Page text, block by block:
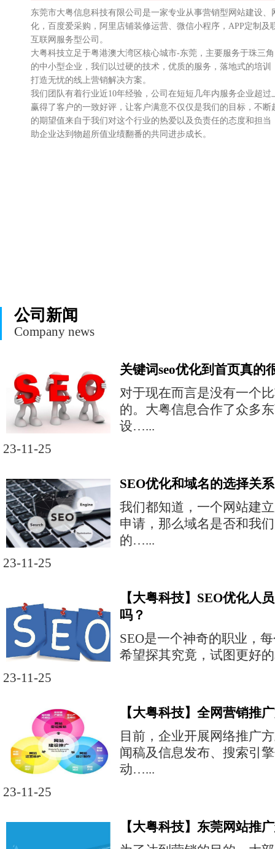
东莞市大粤信息科技有限公司是一家专业从事营销型网站建设、
化，百度爱采购，阿里店铺装修运营、微信小程序，APP定制及
互联网服务型公司。
大粤科技立足于粤港澳大湾区核心城市-东莞，主要服务于珠三
的中小型企业，我们以过硬的技术，优质的服务，落地式的培训
打造无忧的线上营销解决方案。
我们团队有着行业近10年经验，公司在短短几年内服务企业超过
赢得了客户的一致好评，让客户满意不仅仅是我们的目标，不断
的期望值来自于我们对这个行业的热爱以及负责任的态度和担当
助企业达到物超所值业绩翻番的共同进步成长。
公司新闻
Company news
关键词seo优化到首页真的
对于现在而言是没有一个
的。大粤信息合作了众多
设…...
23-11-25
SEO优化和域名的选择关系
我们都知道，一个网站建
申请，那么域名是否和我
的…...
23-11-25
【大粤科技】SEO优化人
吗？
SEO是一个神奇的职业，
希望探其究竟，试图更好
23-11-25
【大粤科技】全网营销推
目前，企业开展网络推广
闻稿及信息发布、搜索引
动…...
23-11-25
【大粤科技】东莞网站推